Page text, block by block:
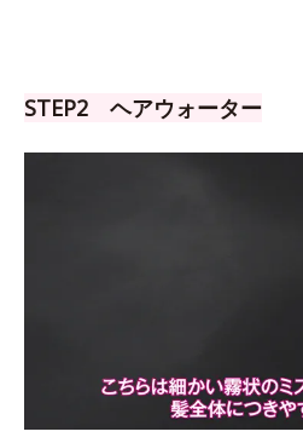
STEP2 ヘアウォーター